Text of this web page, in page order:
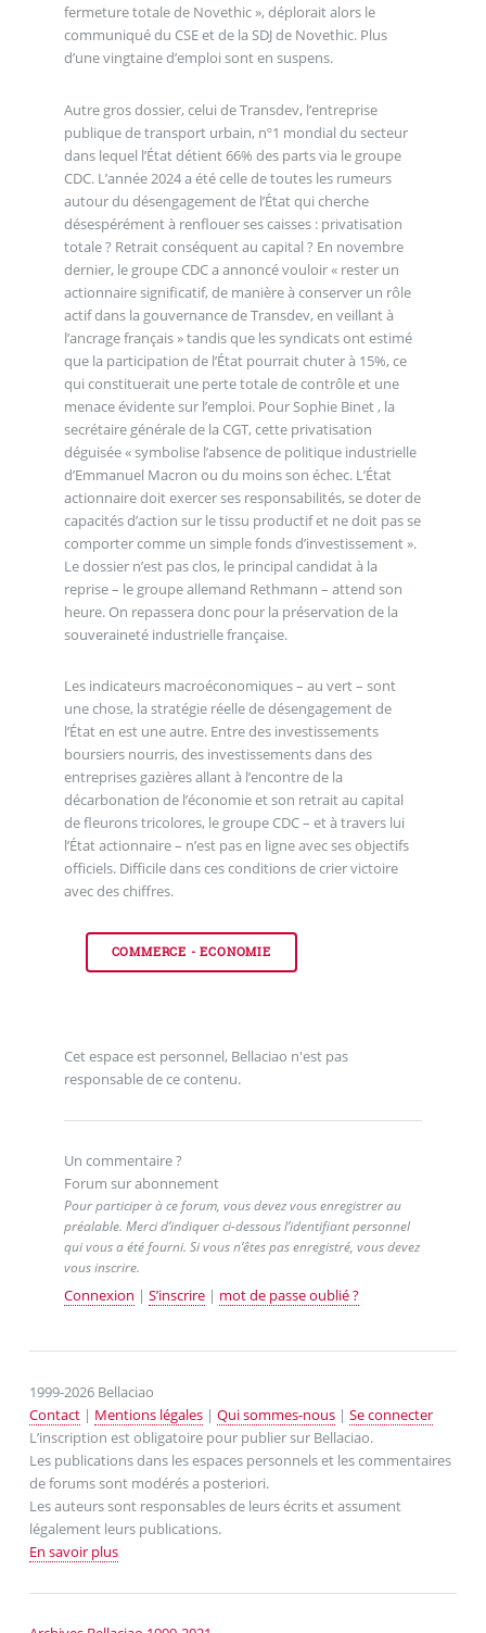
fermeture totale de Novethic », déplorait alors le
communiqué du CSE et de la SDJ de Novethic. Plus
d’une vingtaine d’emploi sont en suspens.
Autre gros dossier, celui de Transdev, l’entreprise
publique de transport urbain, nº1 mondial du secteur
dans lequel l’État détient 66% des parts via le groupe
CDC. L’année 2024 a été celle de toutes les rumeurs
autour du désengagement de l’État qui cherche
désespérément à renflouer ses caisses : privatisation
totale ? Retrait conséquent au capital ? En novembre
dernier, le groupe CDC a annoncé vouloir « rester un
actionnaire significatif, de manière à conserver un rôle
actif dans la gouvernance de Transdev, en veillant à
l’ancrage français » tandis que les syndicats ont estimé
que la participation de l’État pourrait chuter à 15%, ce
qui constituerait une perte totale de contrôle et une
menace évidente sur l’emploi. Pour Sophie Binet , la
secrétaire générale de la CGT, cette privatisation
déguisée « symbolise l’absence de politique industrielle
d’Emmanuel Macron ou du moins son échec. L’État
actionnaire doit exercer ses responsabilités, se doter de
capacités d’action sur le tissu productif et ne doit pas se
comporter comme un simple fonds d’investissement ».
Le dossier n’est pas clos, le principal candidat à la
reprise – le groupe allemand Rethmann – attend son
heure. On repassera donc pour la préservation de la
souveraineté industrielle française.
Les indicateurs macroéconomiques – au vert – sont
une chose, la stratégie réelle de désengagement de
l’État en est une autre. Entre des investissements
boursiers nourris, des investissements dans des
entreprises gazières allant à l’encontre de la
décarbonation de l’économie et son retrait au capital
de fleurons tricolores, le groupe CDC – et à travers lui
l’État actionnaire – n’est pas en ligne avec ses objectifs
officiels. Difficile dans ces conditions de crier victoire
avec des chiffres.
COMMERCE - ECONOMIE
Cet espace est personnel, Bellaciao n'est pas
responsable de ce contenu.
Un commentaire ?
Forum sur abonnement
Pour participer à ce forum, vous devez vous enregistrer au
préalable. Merci d’indiquer ci-dessous l’identifiant personnel
qui vous a été fourni. Si vous n’êtes pas enregistré, vous devez
vous inscrire.
Connexion | S’inscrire| mot de passe oublié ?
1999-2026 Bellaciao
Contact| Mentions légales| Qui sommes-nous| Se connecter
L’inscription est obligatoire pour publier sur Bellaciao.
Les publications dans les espaces personnels et les commentaires
de forums sont modérés a posteriori.
Les auteurs sont responsables de leurs écrits et assument
légalement leurs publications.
En savoir plus